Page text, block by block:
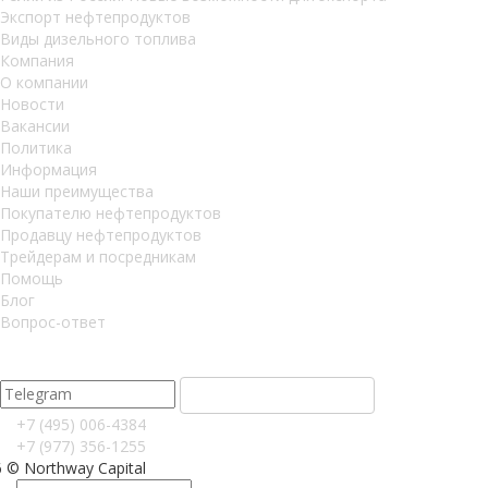
Экспорт нефтепродуктов
Виды дизельного топлива
Компания
О компании
Новости
Вакансии
Политика
Информация
Наши преимущества
Покупателю нефтепродуктов
Продавцу нефтепродуктов
Трейдерам и посредникам
Помощь
Блог
Вопрос-ответ
+7 (495) 006-4384
+7 (977) 356-1255
© Northway Capital